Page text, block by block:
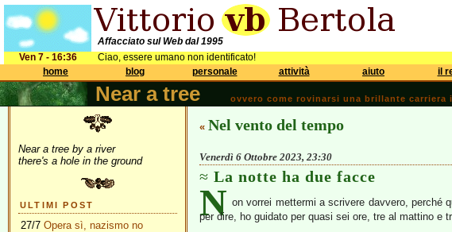
Affacciato sul Web dal 1995
Ven 7 - 16:36
Ciao, essere umano non identificato!
home
blog personale attività aiuto il
Near a tree ovvero come rovinarsi una brillante carriera
Near a tree by a river
there's a hole in the ground
ULTIMI POST
27/7 Opera sì, nazismo no
« Nel vento del tempo
Venerdì 6 Ottobre 2023, 23:30
La notte ha due facce
N on vorrei mettermi a scrivere davvero, perché
per dire, ho guidato per quasi sei ore, tre al mattino e